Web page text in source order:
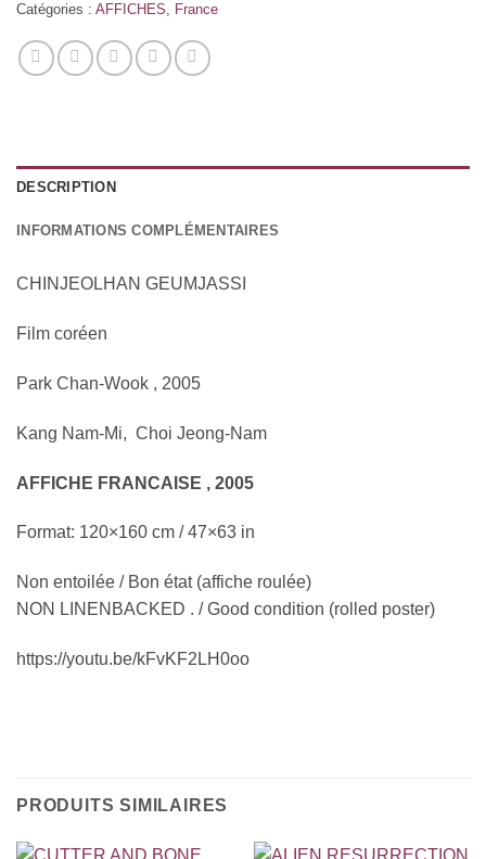
Catégories : AFFICHES, France
DESCRIPTION
INFORMATIONS COMPLÉMENTAIRES
CHINJEOLHAN GEUMJASSI
Film coréen
Park Chan-Wook , 2005
Kang Nam-Mi, Choi Jeong-Nam
AFFICHE FRANCAISE , 2005
Format: 120×160 cm / 47×63 in
Non entoilée / Bon état (affiche roulée)
NON LINENBACKED . / Good condition (rolled poster)
https://youtu.be/kFvKF2LH0oo
PRODUITS SIMILAIRES